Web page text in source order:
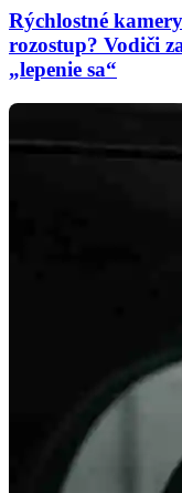
Rýchlostné
rozostup? Vodiči
„lepenie sa“